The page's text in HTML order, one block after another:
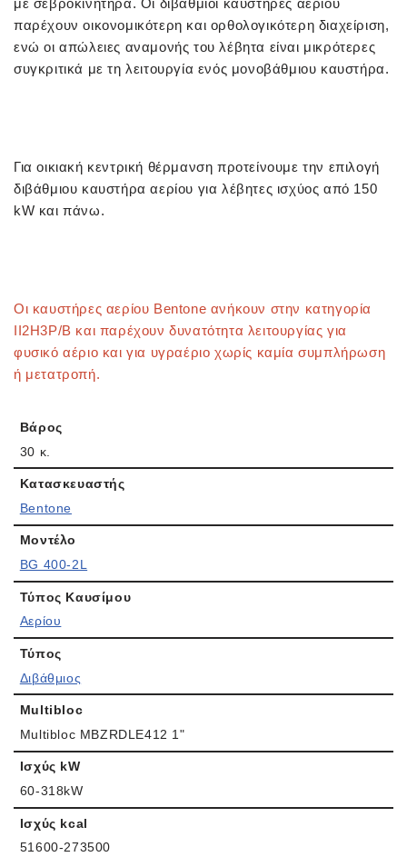
με σεβροκινητήρα. Οι διβάθμιοι καυστήρες αερίου
παρέχουν οικονομικότερη και ορθολογικότερη διαχείριση,
ενώ οι απώλειες αναμονής του λέβητα είναι μικρότερες
συγκριτικά με τη λειτουργία ενός μονοβάθμιου καυστήρα.
Για οικιακή κεντρική θέρμανση προτείνουμε την επιλογή
διβάθμιου καυστήρα αερίου για λέβητες ισχύος από 150
kW και πάνω.
Οι καυστήρες αερίου Bentone ανήκουν στην κατηγορία
II2H3P/B και παρέχουν δυνατότητα λειτουργίας για
φυσικό αέριο και για υγραέριο χωρίς καμία συμπλήρωση
ή μετατροπή.
Βάρος
30 κ.
Κατασκευαστής
Bentone
Μοντέλο
BG 400-2L
Τύπος Καυσίμου
Αερίου
Τύπος
Διβάθμιος
Multibloc
Multibloc MBZRDLE412 1"
Ισχύς kW
60-318kW
Ισχύς kcal
51600-273500